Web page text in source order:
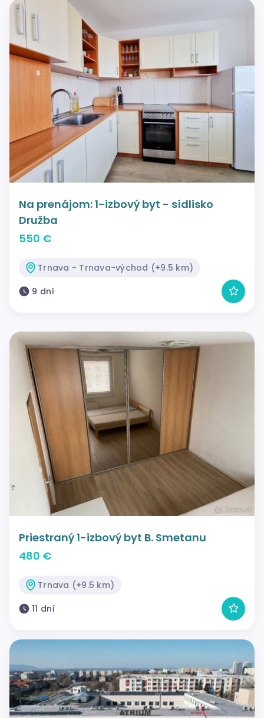
Na prenájom: 1-izbový byt - sídlisko
Družba
550 €
Trnava - Trnava-východ (+9.5 km)
9 dní
Priestraný 1-izbový byt B. Smetanu
480 €
Trnava (+9.5 km)
11 dní